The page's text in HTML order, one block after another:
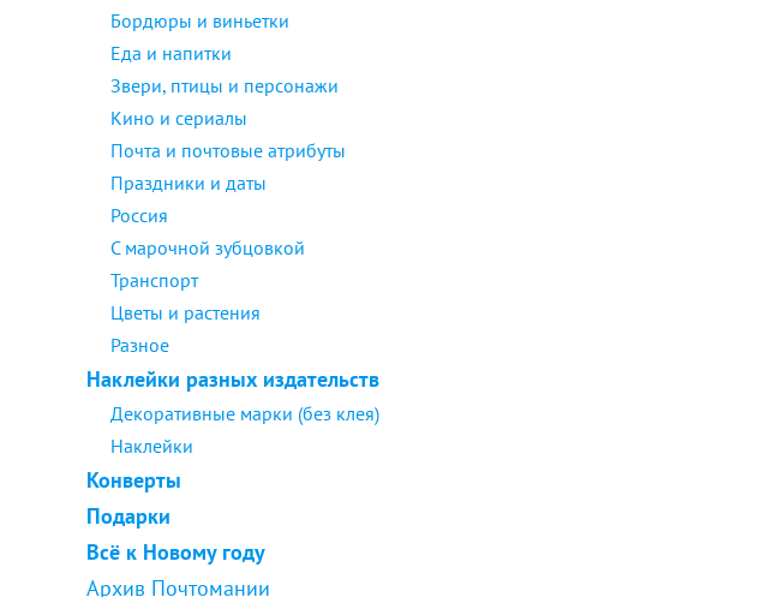
Бордюры и виньетки
Еда и напитки
Звери, птицы и персонажи
Кино и сериалы
Почта и почтовые атрибуты
Праздники и даты
Россия
С марочной зубцовкой
Транспорт
Цветы и растения
Разное
Наклейки разных издательств
Декоративные марки (без клея)
Наклейки
Конверты
Подарки
Всё к Новому году
Архив Почтомании